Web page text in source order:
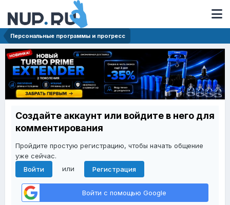
Персональные программы и прогресс
Создайте аккаунт или войдите в него для
комментирования
Пройдите простую регистрацию, чтобы начать общение
уже сейчас.
Войти
или Регистрация
Войти с помощью Google